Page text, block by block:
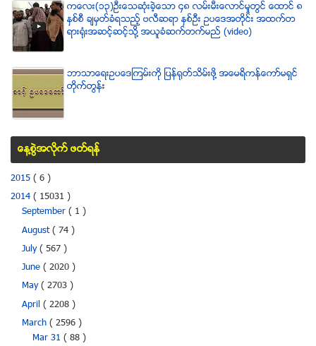
ကေလး(၁၃)ဦးေသဆံုးခဲ့ေသာ ၄၈ လမ္းမီးေလာင္မႈတြင္ ေထာင္ ၈
ႏွစ္စီ ခ်မွတ္ခံရသည့္ ဗလီဆရာ ႏွစ္ဦး ဥပေဒအတိုင္း အထက္တ
ရားရံုးအဆင့္ဆင့္သို႔ အယူခံဆက္တက္မည္ (video)
ဘာသာေရးဥပေဒၾကမ္းကို ျပန္ရုတ္သိမ္းဖို႔ အေမရိကန္ေကာ္မရွင္
တိုက္တြန္း
ေန႔စြဲအလိုက္ ဖတ္ရန္
2015 ( 6 )
2014 ( 15031 )
September ( 1 )
August( 74 )
July( 567 )
June ( 2020 )
May( 2703 )
April ( 2208 )
March ( 2596 )
Mar 31( 88 )